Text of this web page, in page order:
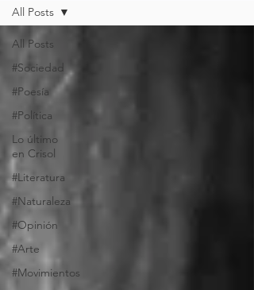
All Posts
#Sociedad
#Poesía
#Política
Lo último
en Crisol
#Literatura
#Naturaleza
#Opinión
#Arte
#Movimientos
All Posts